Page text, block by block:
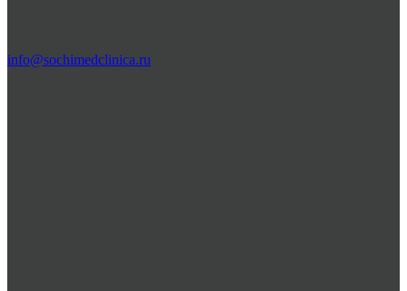
info@sochimedclinica.ru